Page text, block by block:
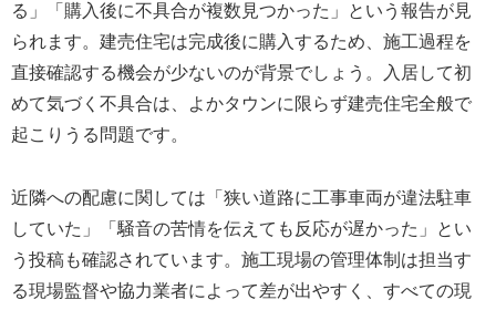
る」「購入後に不具合が複数見つかった」という報告が見
られます。建売住宅は完成後に購入するため、施工過程を
直接確認する機会が少ないのが背景でしょう。入居して初
めて気づく不具合は、よかタウンに限らず建売住宅全般で
起こりうる問題です。
近隣への配慮に関しては「狭い道路に工事車両が違法駐車
していた」「騒音の苦情を伝えても反応が遅かった」とい
う投稿も確認されています。施工現場の管理体制は担当す
る現場監督や協力業者によって差が出やすく、すべての現